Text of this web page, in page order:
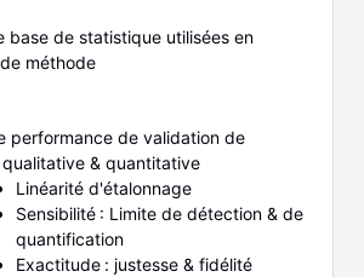
base de statistique utilisées en
méthode
performance de validation de
& quantitative
Linéarité d'étalonnage
Sensibilité : Limite de détection & de
quantification
Exactitude : justesse & fidélité